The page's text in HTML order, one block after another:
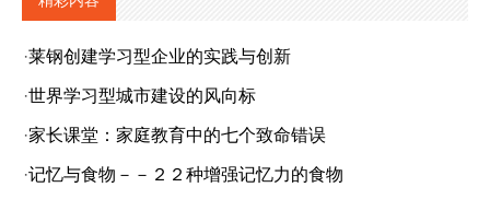
·莱钢创建学习型企业的实践与创新
·世界学习型城市建设的风向标
·家长课堂：家庭教育中的七个致命错误
·记忆与食物－－２２种增强记忆力的食物